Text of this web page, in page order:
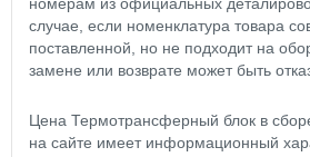
случае, если номенклатура товара
поставленной, но не подходит на
замене или возврате может быть
Цена Термотрансферный блок в
на сайте имеет информационный